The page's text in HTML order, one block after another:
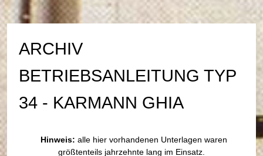
ARCHIV
BETRIEBSANLEITUNG TYP
34 - KARMANN GHIA
Hinweis: alle hier vorhandenen Unterlagen waren
größtenteils jahrzehnte lang im Einsatz.